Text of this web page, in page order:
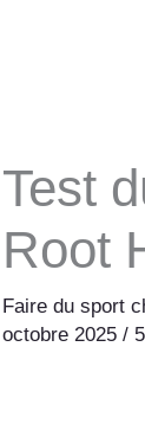
Test
Root
Faire du sport
octobre 2025/